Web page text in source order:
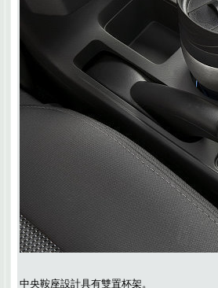
中央鞍座設計具有雙置杯架。